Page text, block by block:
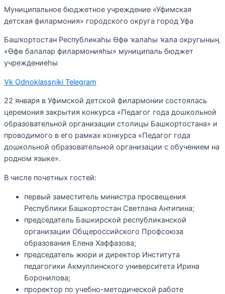
Муниципальное бюджетное учреждение «Уфимская
детская филармония» городского округа город Уфа
Башҡортостан Республикаһы Өфө ҡалаһы ҡала округының
«Өфө балалар филармонияһы» муниципаль бюджет
учреждениеһы
Vk Odnoklassniki Telegram
22 января в Уфимской детской филармонии состоялась
церемония закрытия конкурса «Педагог года дошкольной
образовательной организации столицы Башкортостана» и
проводимого в его рамках конкурса «Педагог года
дошкольной образовательной организации с обучением на
родном языке».
В числе почетных гостей:
первый заместитель министра просвещения
Республики Башкортостан Светлана Антипина;
председатель Башкирской республиканской
организации Общероссийского Профсоюза
образования Елена Хаффазова;
председатель жюри и директор Института
педагогики Акмуллинского университета Ирина
Боронилова;
проректор по учебно-методической работе